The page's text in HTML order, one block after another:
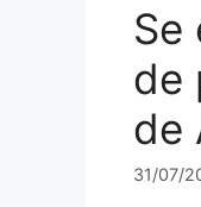
Se
de
de
31/07/